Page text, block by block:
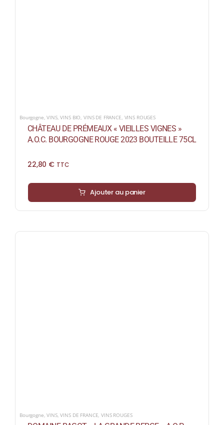
Bourgogne ,VINS,VINS BIO VINS DE FRANCE VINS ROUGES
CHÂTEAU DE PRÉMEAUX « VIEILLES VIGNES »
A.O.C. BOURGOGNE ROUGE 2023 BOUTEILLE 75CL
22,80 € TTC
Ajouter au panier
Bourgogne,VINS,VINS DE FRANCE,VINS ROUGES